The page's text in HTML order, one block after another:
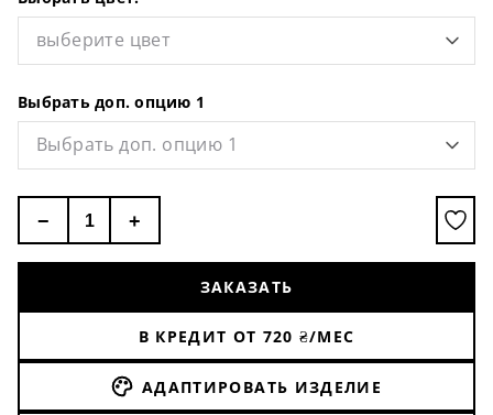
выберите цвет
Выбрать доп. опцию 1
Выбрать доп. опцию 1
− +
ЗАКАЗАТЬ
В КРЕДИТ ОТ 720 ₴/МЕС
АДАПТИРОВАТЬ ИЗДЕЛИЕ